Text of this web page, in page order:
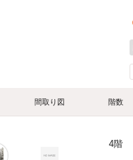
間取り図 階数
4階